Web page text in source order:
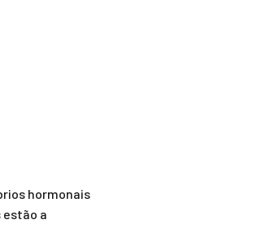
hormonais
estão a